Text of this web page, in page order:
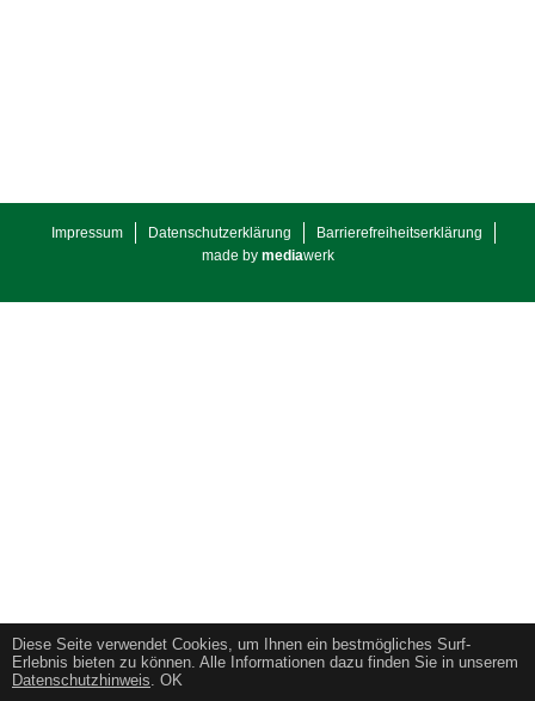
Impressum Datenschutzerklärung
Barrierefreiheitserklärung
made by mediawerk
Diese Seite verwendet Cookies, um Ihnen ein bestmögliches Surf-
Erlebnis bieten zu können. Alle Informationen dazu finden Sie in unserem
Datenschutzhinweis. OK